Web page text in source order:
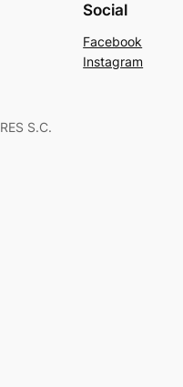
Social
Facebook
Instagram
S.C.